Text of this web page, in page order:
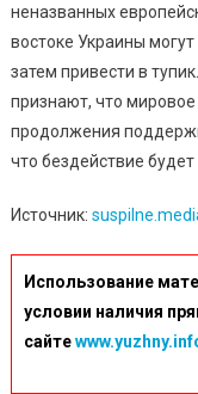
неназванных
востоке Украины
затем привести в
признают, что
продолжения
что бездействие
Источник:
Использование
условии наличия
сайте